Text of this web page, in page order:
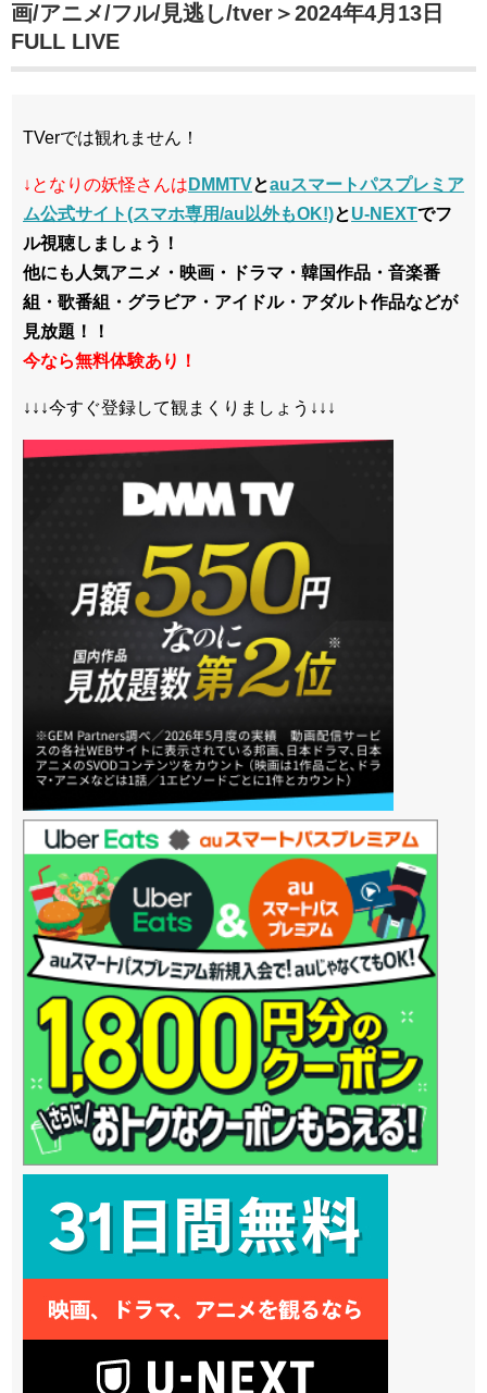
画/アニメ/フル/見逃し/tver＞2024年4月13日
FULL LIVE
TVerでは観れません！
↓となりの妖怪さんは DMMTVとauスマートパスプレミア
ム公式サイト(スマホ専用/au以外もOK!)とU-NEXTでフ
ル視聴しましょう！
他にも人気アニメ・映画・ドラマ・韓国作品・音楽番
組・歌番組・グラビア・アイドル・アダルト作品などが
見放題！！
今なら無料体験あり！
↓↓↓今すぐ登録して観まくりましょう↓↓↓